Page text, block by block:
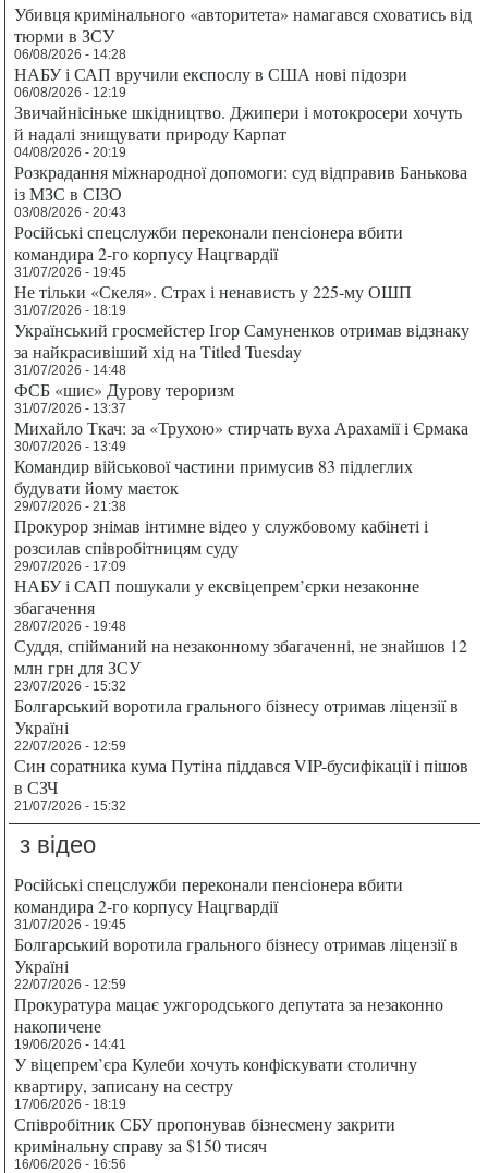
Убивця кримінального «авторитета» намагався сховатись від
тюрми в ЗСУ
06/08/2026 - 14:28
НАБУ і САП вручили експослу в США нові підозри
06/08/2026 - 12:19
Звичайнісіньке шкідництво. Джипери і мотокросери хочуть
й надалі знищувати природу Карпат
04/08/2026 - 20:19
Розкрадання міжнародної допомоги: суд відправив Банькова
із МЗС в СІЗО
03/08/2026 - 20:43
Російські спецслужби переконали пенсіонера вбити
командира 2-го корпусу Нацгвардії
31/07/2026 - 19:45
Не тільки «Скеля». Страх і ненависть у 225-му ОШП
31/07/2026 - 18:19
Український гросмейстер Ігор Самуненков отримав відзнаку
за найкрасивіший хід на Titled Tuesday
31/07/2026 - 14:48
ФСБ «шиє» Дурову тероризм
31/07/2026 - 13:37
Михайло Ткач: за «Трухою» стирчать вуха Арахамії і Єрмака
30/07/2026 - 13:49
Командир військової частини примусив 83 підлеглих
будувати йому маєток
29/07/2026 - 21:38
Прокурор знімав інтимне відео у службовому кабінеті і
розсилав співробітницям суду
29/07/2026 - 17:09
НАБУ і САП пошукали у ексвіцепрем’єрки незаконне
збагачення
28/07/2026 - 19:48
Суддя, спійманий на незаконному збагаченні, не знайшов 12
млн грн для ЗСУ
23/07/2026 - 15:32
Болгарський воротила грального бізнесу отримав ліцензії в
Україні
22/07/2026 - 12:59
Син соратника кума Путіна піддався VIP-бусифікації і пішов
в СЗЧ
21/07/2026 - 15:32
з відео
Російські спецслужби переконали пенсіонера вбити
командира 2-го корпусу Нацгвардії
31/07/2026 - 19:45
Болгарський воротила грального бізнесу отримав ліцензії в
Україні
22/07/2026 - 12:59
Прокуратура мацає ужгородського депутата за незаконно
накопичене
19/06/2026 - 14:41
У віцепрем’єра Кулеби хочуть конфіскувати столичну
квартиру, записану на сестру
17/06/2026 - 18:19
Співробітник СБУ пропонував бізнесмену закрити
кримінальну справу за $150 тисяч
16/06/2026 - 16:56